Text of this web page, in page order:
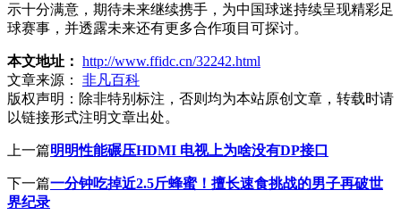
示十分满意，期待未来继续携手，为中国球迷持续呈现精彩足
球赛事，并透露未来还有更多合作项目可探讨。
本文地址： http://www.ffidc.cn/32242.html
文章来源：
非凡百科
版权声明： 除非特别标注，否则均为本站原创文章，转载时请
以链接形式注明文章出处。
上一篇明明性能碾压HDMI 电视上为啥没有DP接口
下一篇一分钟吃掉近2.5斤蜂蜜！擅长速食挑战的男子再破世
界纪录